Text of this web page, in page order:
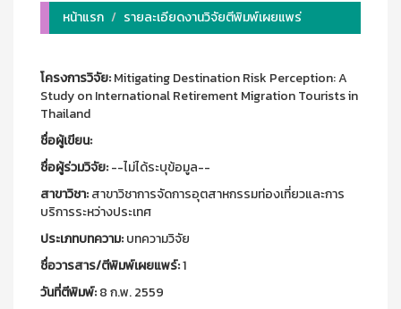
หน้าแรก
รายละเอียดงานวิจัยตีพิมพ์เผยแพร่
โครงการวิจัย:Mitigating Destination Risk Perception: A
Study on International Retirement Migration Tourists in
Thailand
ชื่อผู้เขียน:
ชื่อผู้ร่วมวิจัย:--ไม่ได้ระบุข้อมูล--
สาขาวิชา:สาขาวิชาการจัดการอุตสาหกรรมท่องเที่ยวและการ
บริการระหว่างประเทศ
ประเภทบทความ:บทความวิจัย
ชื่อวารสาร/ตีพิมพ์เผยแพร์:1
วันที่ตีพิมพ์:8 ก.พ. 2559